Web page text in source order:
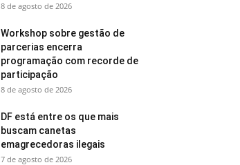
8 de agosto de 2026
Workshop sobre gestão de
parcerias encerra
programação com recorde de
participação
8 de agosto de 2026
DF está entre os que mais
buscam canetas
emagrecedoras ilegais
7 de agosto de 2026